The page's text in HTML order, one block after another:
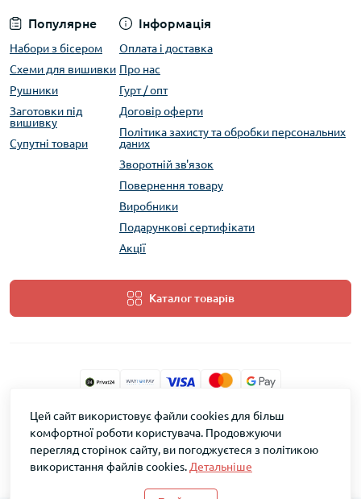
Популярне
Набори з бісером
Схеми для вишивки
Рушники
Заготовки під
вишивку
Супутні товари
Інформація
Оплата і доставка
Про нас
Гурт / опт
Договір оферти
Політика захисту та обробки персональних
даних
Зворотній зв'язок
Повернення товару
Виробники
Подарункові сертифікати
Акції
Каталог товарів
ТМ Скарб © 2026
Цей сайт використовує файли cookies для більш
комфортної роботи користувача. Продовжуючи
перегляд сторінок сайту, ви погоджуєтеся з політикою
використання файлів cookies. Детальніше